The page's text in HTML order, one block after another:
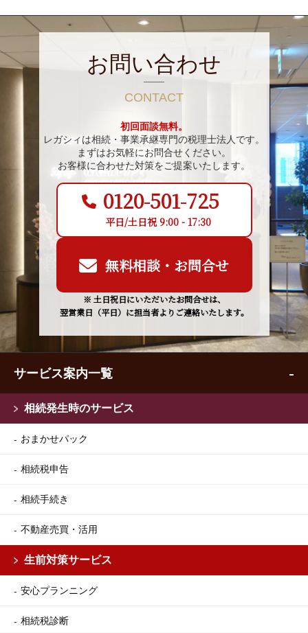
お問い合わせ
CONTACT
初回面談無料。
レガシィは相続・事業承継専門の税理士法人です。
まずはお気軽にお問合せください。
お客様に合わせた対策をご提案いたします。
0120-501-725
平日/土日祝 9:00 - 17:30
無料相談・お問合せ
※ 土日祝日にいただいたお問合せは、
翌営業日（平日）に担当者よりご連絡いたします。
サービス案内一覧
相続発生時のサービス
おまかせパック
相続税申告
相続手続き
不動産売買・活用
生前対策サービス
安心プランニング
相続税診断